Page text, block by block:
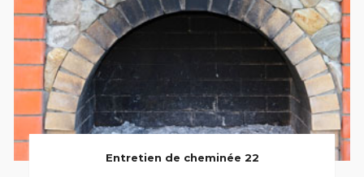
Entretien de cheminée 22